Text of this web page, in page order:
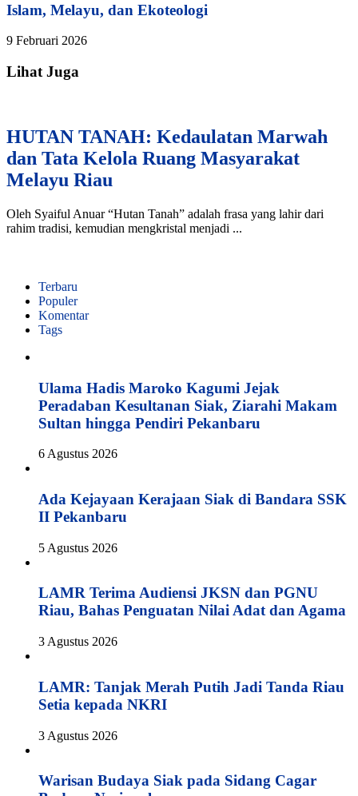
Islam, Melayu, dan Ekoteologi
9 Februari 2026
Lihat Juga
HUTAN TANAH: Kedaulatan Marwah
dan Tata Kelola Ruang Masyarakat
Melayu Riau
Oleh Syaiful Anuar “Hutan Tanah” adalah frasa yang lahir dari
rahim tradisi, kemudian mengkristal menjadi ...
Terbaru
Populer
Komentar
Tags
Ulama Hadis Maroko Kagumi Jejak
Peradaban Kesultanan Siak, Ziarahi Makam
Sultan hingga Pendiri Pekanbaru
6 Agustus 2026
Ada Kejayaan Kerajaan Siak di Bandara SSK
II Pekanbaru
5 Agustus 2026
LAMR Terima Audiensi JKSN dan PGNU
Riau, Bahas Penguatan Nilai Adat dan Agama
3 Agustus 2026
LAMR: Tanjak Merah Putih Jadi Tanda Riau
Setia kepada NKRI
3 Agustus 2026
Warisan Budaya Siak pada Sidang Cagar